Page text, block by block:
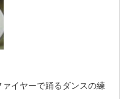
イヤーで踊るダンスの練